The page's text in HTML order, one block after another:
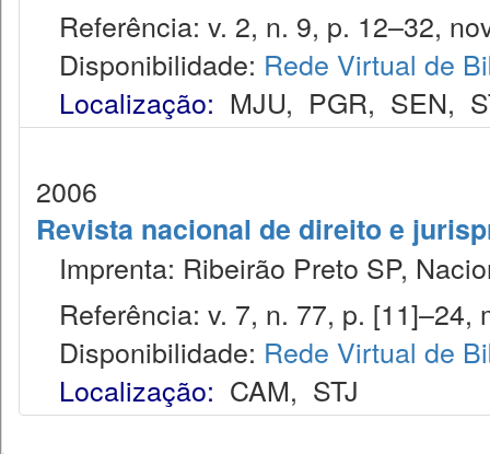
Referência: v. 2, n. 9, p. 12–32,
Disponibilidade: Rede Virtual de
Localização: MJU, PGR, SEN,
2006
Revista nacional de direito e
Imprenta: Ribeirão Preto SP,
Referência: v. 7, n. 77, p. [11]–24,
Disponibilidade: Rede Virtual de
Localização: CAM, STJ